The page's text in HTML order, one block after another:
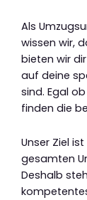
Als
wissen wir,
bieten wir
auf deine
sind. Egal
finden die
Unser Ziel
gesamten
Deshalb